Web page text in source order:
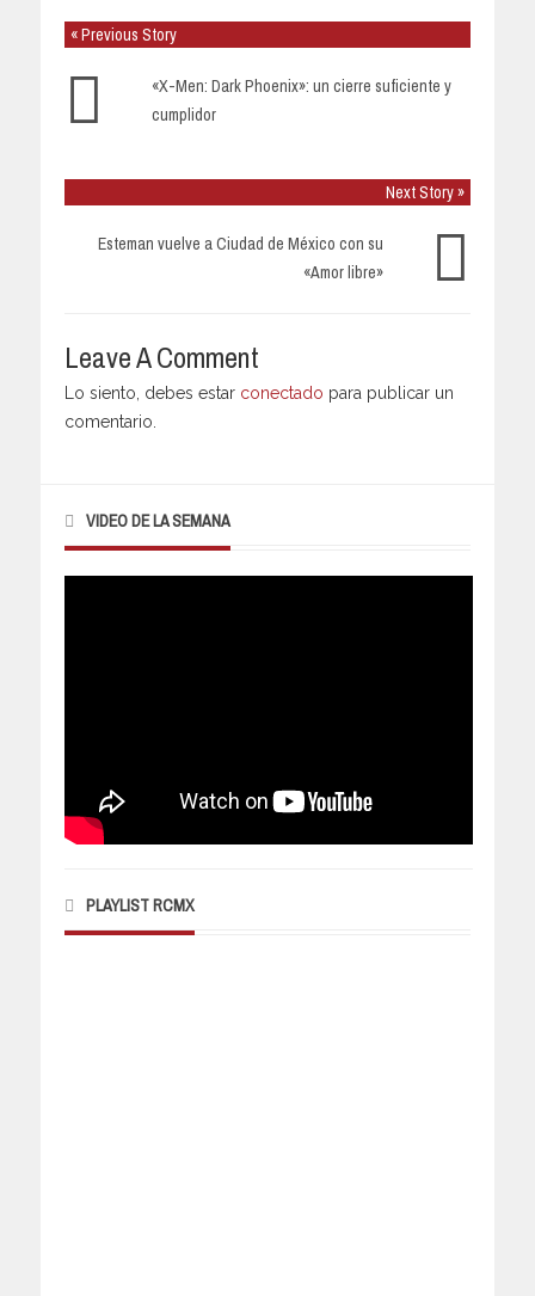
« Previous Story
«X-Men: Dark Phoenix»: un cierre suficiente y
cumplidor
Next Story »
Esteman vuelve a Ciudad de México con su
«Amor libre»
Leave A Comment
Lo siento, debes estar conectado para publicar un
comentario.
VIDEO DE LA SEMANA
PLAYLIST RCMX